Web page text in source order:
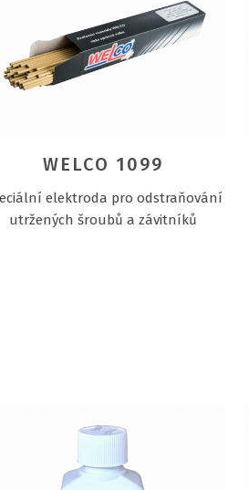
WELCO 1099
elektroda pro odstraňování
utržených šroubů a závitníků